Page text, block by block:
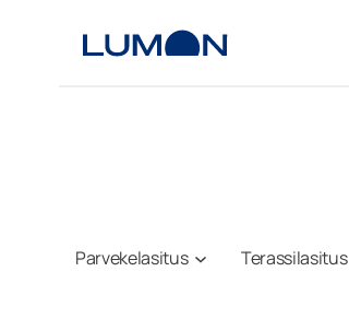
Parvekelasitus Terassilasitus